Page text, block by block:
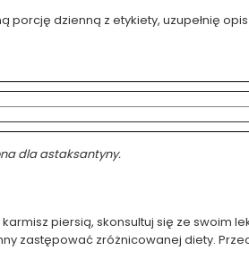
porcję dzienną z etykiety, uzupełnię
dla astaksantyny.
piersią, skonsultuj się ze
zastępować zróżnicowanej diety.